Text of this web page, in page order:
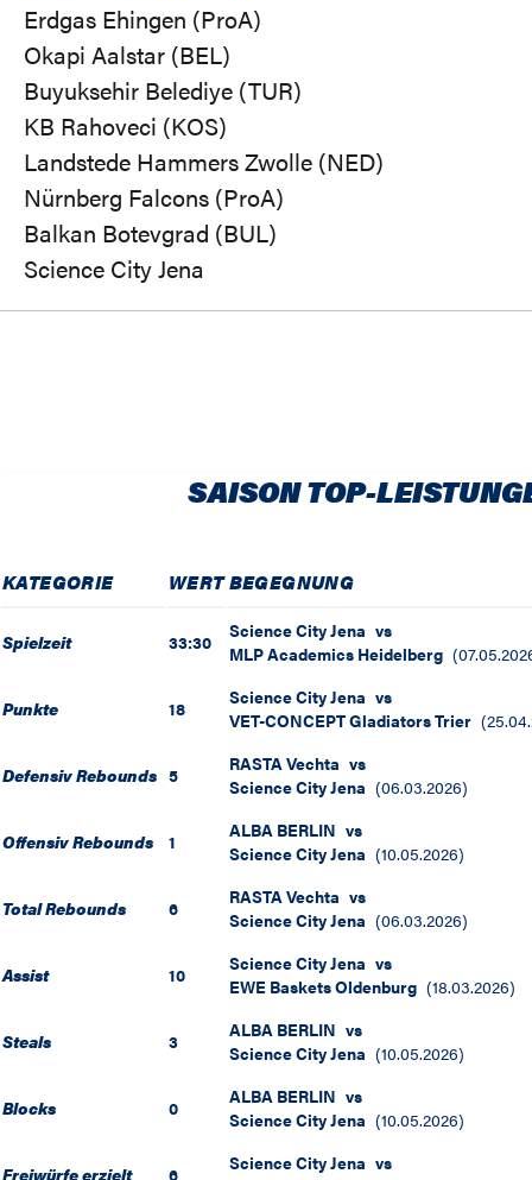
Erdgas Ehingen (ProA)
Okapi Aalstar (BEL)
Buyuksehir Belediye (TUR)
KB Rahoveci (KOS)
Landstede Hammers Zwolle (NED)
Nürnberg Falcons (ProA)
Balkan Botevgrad (BUL)
Science City Jena
SAISON TOP-
KATEGORIE WERTBEGEGNUNG
Spielzeit 33:30 Science City Jena vs
MLP Academics Heidelberg (
Punkte 18 Science City Jena vs
VET-CONCEPT Gladiators Trier (
Defensiv Rebounds 5 RASTA Vechta vs
Science City Jena (06.03.2026)
Offensiv Rebounds 1 ALBA BERLIN vs
Science City Jena (10.05.2026)
Total Rebounds 6 RASTA Vechta vs
Science City Jena (06.03.2026)
Assist 10 Science City Jena vs
EWE Baskets Oldenburg (18.03.2026)
Steals 3 ALBA BERLIN vs
Science City Jena (10.05.2026)
Blocks 0 ALBA BERLIN vs
Science City Jena (10.05.2026)
Freiwürfe erzielt 6 Science City Jena vs